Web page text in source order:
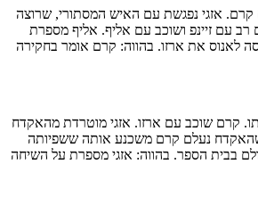
אזגי נפגשת עם האיש המסתורי, שרוצה
עם זיינפ ושוכב עם אליף. אליף מספרת
לאנוס את ארזו. בהווה: קרם אומר בחקירה
קרם שוכב עם ארזו. אזגי מוטרדת מהאקדח
נעלם קרם משכנע אותה ששפיותה
בבית הספר. בהווה: אזגי מספרת על השיחה